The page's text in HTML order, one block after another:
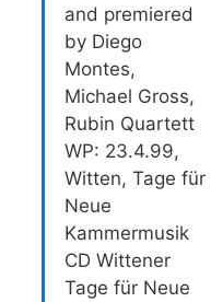
and premiered
by Diego
Montes,
Michael Gross,
Rubin Quartett
WP: 23.4.99,
Witten, Tage für
Neue
Kammermusik
CD Wittener
Tage für Neue